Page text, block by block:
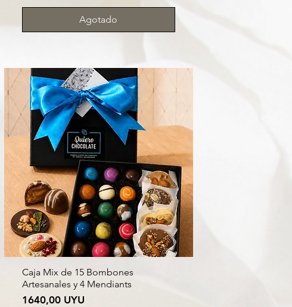
Agotado
Caja Mix de 15 Bombones
Artesanales y 4 Mendiants
Precio
1640,00 UYU